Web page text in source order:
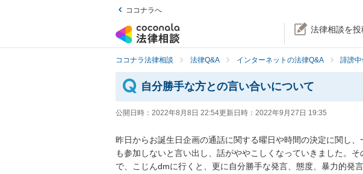
ココナラへ
法律相談を投
ココナラ法律相談 法律Q&A インターネットの法律Q&A 誹謗
自分勝手な方との言い合いについて
公開日時： 2022年8月8日 22:54更新日時： 2022年9月27日 19:35
昨日からお誕生日企画の通話に関する曜日や時間の決定に関し
も参加しないと言い出し、話がややこしくなっていきました。
で、こじんdmに行くと、更に自分勝手な発言、態度、暴力的発